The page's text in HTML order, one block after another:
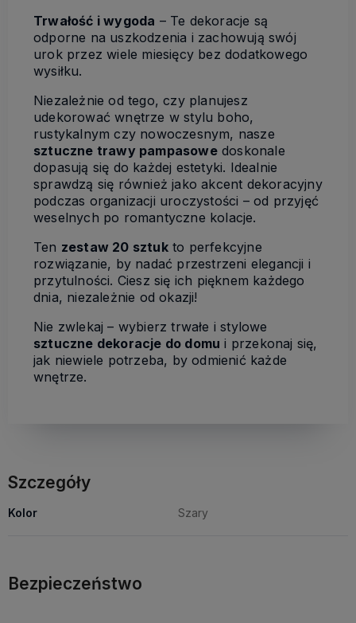
Trwałość i wygoda – Te dekoracje są
odporne na uszkodzenia i zachowują swój
urok przez wiele miesięcy bez dodatkowego
wysiłku.
Niezależnie od tego, czy planujesz
udekorować wnętrze w stylu boho,
rustykalnym czy nowoczesnym, nasze
sztuczne trawy pampasowedoskonale
dopasują się do każdej estetyki. Idealnie
sprawdzą się również jako akcent dekoracyjny
podczas organizacji uroczystości – od przyjęć
weselnych po romantyczne kolacje.
Ten zestaw 20 sztukto perfekcyjne
rozwiązanie, by nadać przestrzeni elegancji i
przytulności. Ciesz się ich pięknem każdego
dnia, niezależnie od okazji!
Nie zwlekaj – wybierz trwałe i stylowe
sztuczne dekoracje do domu i przekonaj się,
jak niewiele potrzeba, by odmienić każde
wnętrze.
Szczegóły
Kolor Szary
Bezpieczeństwo